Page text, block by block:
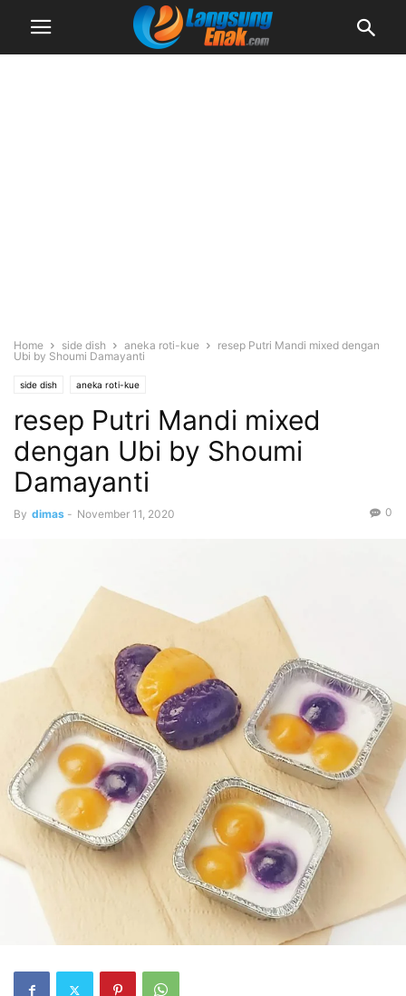
Home side dish aneka roti-kue
resep Putri Mandi mixed dengan
Ubi by Shoumi Damayanti
side dish aneka roti-kue
resep Putri Mandi mixed
dengan Ubi by Shoumi
Damayanti
By dimas - November 11, 2020 0